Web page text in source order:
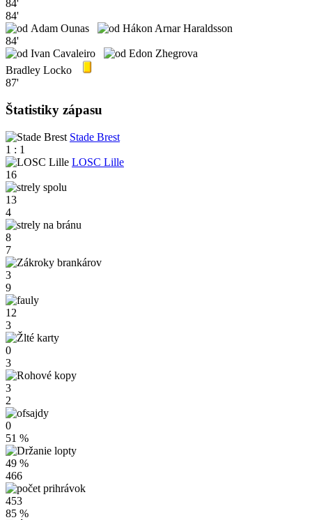
84'
84'
Adam Ounas
Hákon Arnar Haraldsson
84'
Ivan Cavaleiro
Edon Zhegrova
Bradley Locko
87'
Štatistiky zápasu
Stade Brest
1 : 1
LOSC Lille
16
13
4
8
7
3
9
12
3
0
3
3
2
0
51 %
49 %
466
453
85 %